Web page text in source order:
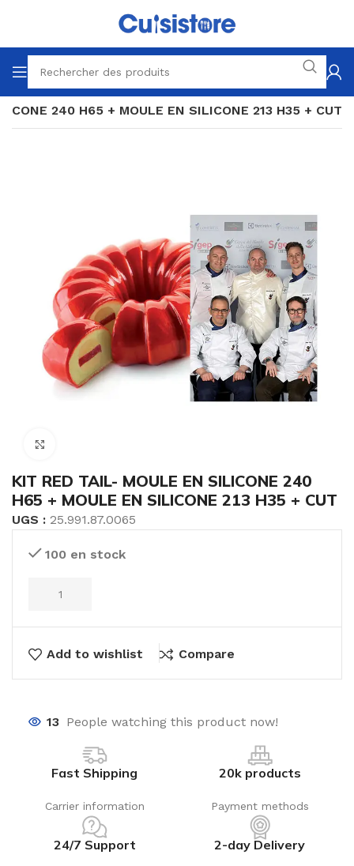
240 H65 + MOULE EN SILICONE 213 H35 + CUT
KIT RED TAIL- MOULE EN SILICONE 240
H65 + MOULE EN SILICONE 213 H35 + CUT
UGS : 25.991.87.0065
100 en stock
Add to wishlist Compare
13 People watching this product now!
Fast Shipping
Carrier information
20k products
Payment methods
24/7 Support 2-day Delivery